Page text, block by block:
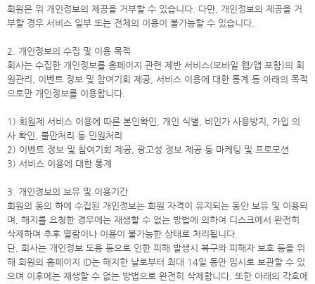
회원은 위 개인정보의 제공을 거부할 수 있습니다. 다만, 개인정보의 제공을 거
부할 경우 서비스 일부 또는 전체의 이용이 불가능할 수 있습니다.
2. 개인정보의 수집 및 이용 목적
회사는 수집한 개인정보를 홈페이지 관련 제반 서비스(모바일 웹/앱 포함)의 회
원관리, 이벤트 정보 및 참여기회 제공, 서비스 이용에 대한 통계 등 아래의 목적
으로만 개인정보를 이용합니다.
1) 회원제 서비스 이용에 따른 본인확인, 개인 식별, 비인가 사용방지, 가입 의
사 확인, 불만처리 등 민원처리
2) 이벤트 정보 및 참여기회 제공, 광고성 정보 제공 등 마케팅 및 프로모션
3) 서비스 이용에 대한 통계
3. 개인정보의 보유 및 이용기간
회원의 동의 하에 수집된 개인정보는 회원 자격이 유지되는 동안 보유 및 이용되
며, 해지를 요청한 경우에는 재생할 수 없는 방법에 의하여 디스크에서 완전히
삭제하며 추후 열람이나 이용이 불가능한 상태로 처리됩니다.
단, 회사는 개인정보 도용 등으로 인한 피해 발생시 복구와 피해자 보호 등을 위
해 회원의 홈페이지 ID는 해지한 날로부터 최대 14일 동안 임시로 보관할 수 있
으며 이후에는 재생할 수 없는 방법으로 완전히 삭제합니다. 또한 아래의 각호에